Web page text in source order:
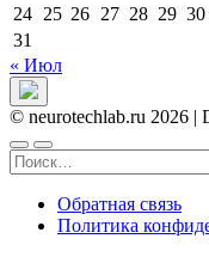
24 25 26 27 28 29 30
31
« Июл
© neurotechlab.ru 2026 |
Найти:
Обратная связь
Политика